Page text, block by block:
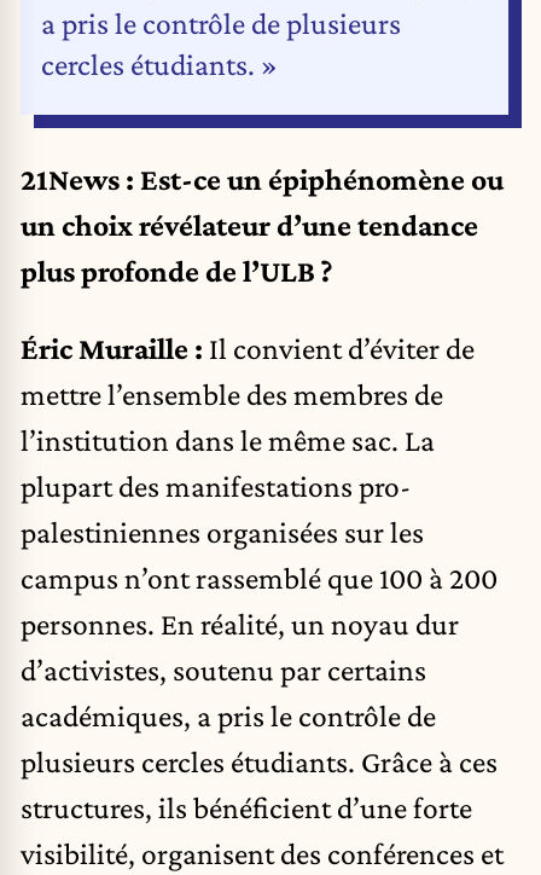
a pris le contrôle de plusieurs
cercles étudiants. »
21News : Est-ce un épiphénomène ou
un choix révélateur d’une tendance
plus profonde de l’ULB ?
Éric Muraille : Il convient d’éviter de
mettre l’ensemble des membres de
l’institution dans le même sac. La
plupart des manifestations pro-
palestiniennes organisées sur les
campus n’ont rassemblé que 100 à 200
personnes. En réalité, un noyau dur
d’activistes, soutenu par certains
académiques, a pris le contrôle de
plusieurs cercles étudiants. Grâce à ces
structures, ils bénéficient d’une forte
visibilité, organisent des conférences et